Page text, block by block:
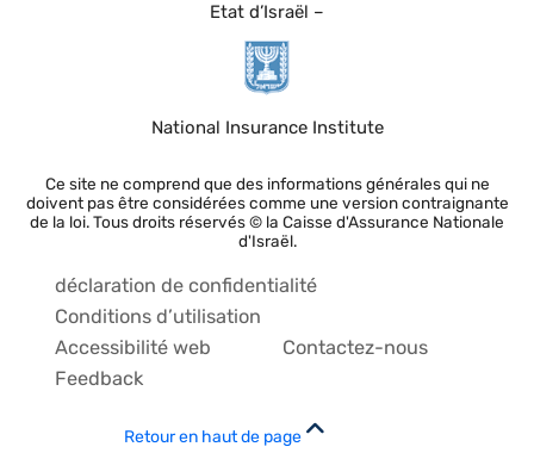
Etat d’Israël –
National Insurance Institute
Ce site ne comprend que des informations générales qui ne
doivent pas être considérées comme une version contraignante
de la loi. Tous droits réservés © la Caisse d'Assurance Nationale
d'Israël.
déclaration de confidentialité
Conditions d’utilisation
Accessibilité web
Contactez-nous
Feedback
Retour en haut de page